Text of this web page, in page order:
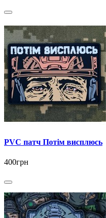
PVC патч Потім висплюсь
400грн